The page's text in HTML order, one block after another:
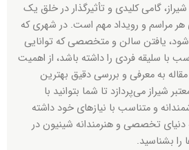
گامی کلیدی و تأثیرگذار در خلق یک
هر مراسم و رویداد مهم است. در شهری که
یافتن سالن و متخصصی که توانایی
با سلیقه فردی را داشته باشد، از اهمیت
به معرفی و بررسی دقیق بهترین
شیراز می‌پردازد تا شما بتوانید با
و متناسب با نیازهای خود داشته
دنیای تخصصی و هنرمندانه شینیون در
را بشناسید.